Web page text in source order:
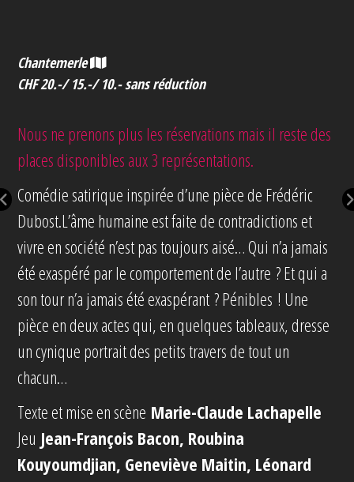
Chantemerle
CHF 20.-/ 15.-/ 10.- sans réduction
Nous ne prenons plus les réservations mais il reste des
places disponibles aux 3 représentations.
Comédie satirique inspirée d’une pièce de Frédéric
Dubost.L’âme humaine est faite de contradictions et
vivre en société n’est pas toujours aisé… Qui n’a jamais
été exaspéré par le comportement de l’autre ? Et qui a
son tour n’a jamais été exaspérant ? Pénibles ! Une
pièce en deux actes qui, en quelques tableaux, dresse
un cynique portrait des petits travers de tout un
chacun…
Texte et mise en scène Marie-Claude Lachapelle
Jeu Jean-François Bacon, Roubina
Kouyoumdjian, Geneviève Maitin, Léonard